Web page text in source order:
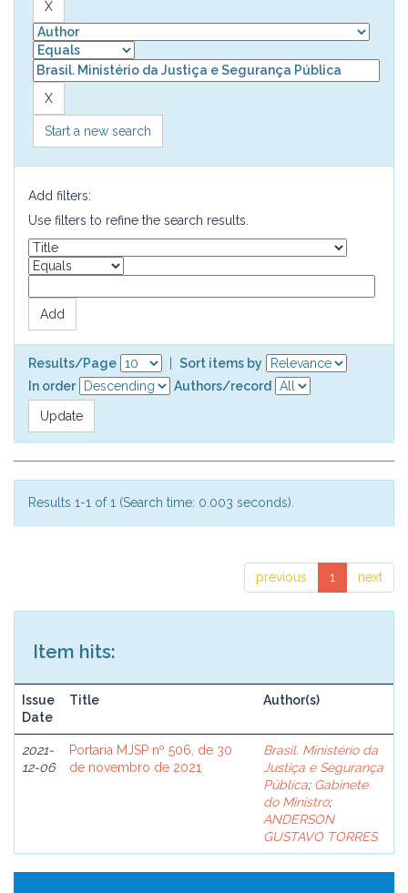
Start a new search
Add filters:
Use filters to refine the search results.
Results/Page
Sort items by
In order
Authors/record
Results 1-1 of 1 (Search time: 0.003 seconds).
previous 1 next
Item hits:
Issue
Date
Title Author(s)
2021-
12-06
Portaria MJSP nº 506, de 30
de novembro de 2021
Brasil. Ministério da
Justiça e Segurança
Pública; Gabinete
do Ministro;
ANDERSON
GUSTAVO TORRES